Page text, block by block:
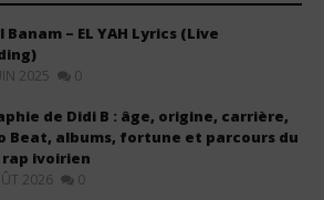
Banam – EL YAH Lyrics (Live
2025 0
de Didi B : âge, origine, carrière,
Beat, albums, fortune et parcours du
rap ivoirien
2026 0